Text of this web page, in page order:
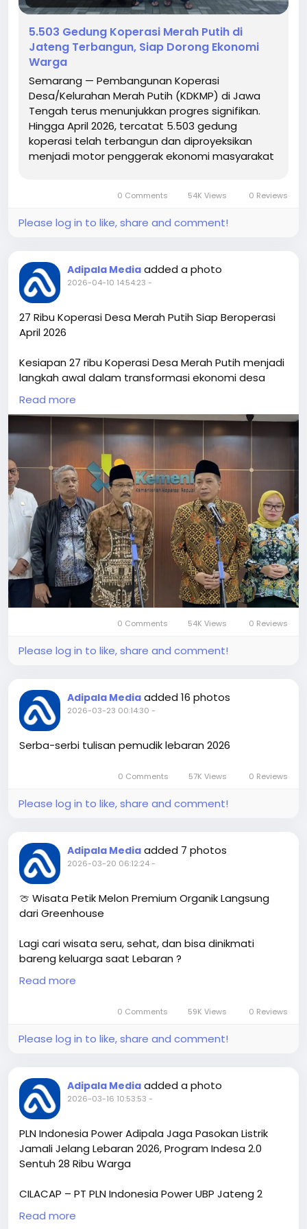
sekitar wilayah operasional.“Melalui program CSR ini,
langsung dirasakan masyarakat. Kami percaya
akses jalan yang baik akan membuka peluang
ekonomi dan meningkatkan kualitas hidup
masyarakat,” ungkapnya.
Melalui program ini, UBP Adipala berharap dapat
terus memperkuat sinergi bersama masyarakat.
Pemanfaatan FABA menjadi bagian dari komitmen
keberlanjutan perusahaan, sehingga manfaat yang
Bunton.(rin/kominfo).
5.503 Gedung Koperasi Merah Putih di
Jateng Terbangun, Siap Dorong Ekonomi
Warga
Semarang — Pembangunan Koperasi
Desa/Kelurahan Merah Putih (KDKMP) di Jawa
Tengah terus menunjukkan progres signifikan.
Hingga April 2026, tercatat 5.503 gedung
koperasi telah terbangun dan diproyeksikan
menjadi motor penggerak ekonomi masyarakat
8.523 koperasi berbadan hukum, sebanyak…
0 Comments 54K Views 0 Reviews
Please log in to like, share and comment!
Adipala Media added a photo
2026-04-10 14:54:23 -
27 Ribu Koperasi Desa Merah Putih Siap Beroperasi
April 2026
Kesiapan 27 ribu Koperasi Desa Merah Putih menjadi
langkah awal dalam transformasi ekonomi desa
secara besar-besaran. Dengan target hingga 80
ribu unit, program ini berpotensi menjadi motor
penggerak ekonomi rakyat berbasis desa di
Indonesia.
https://banyumasraya.com/nasional/27-ribu-
koperasi-desa-merah-putih-siap-beroperasi-april-
2026
Read more
0 Comments 54K Views 0 Reviews
Please log in to like, share and comment!
Adipala Media added 16 photos
2026-03-23 00:14:30 -
Serba-serbi tulisan pemudik lebaran 2026
0 Comments 57K Views 0 Reviews
Please log in to like, share and comment!
Adipala Media added 7 photos
2026-03-20 06:12:24-
🍈 Wisata Petik Melon Premium Organik Langsung
dari Greenhouse
Lagi cari wisata seru, sehat, dan bisa dinikmati
bareng keluarga saat Lebaran ?
Sekarang kamu bisa petik melon
Rasakan sensasi panen sendiri dengan kualitas
✨ Varietas Kinanti & The Blues
✔️ Manis maksimal
✔️ Tekstur renyah
🔥 GRATIS MASUK (HTM 0 Rupiah!)
📅 25 – 29 Maret 2026
⚠️ Panen TERBATAS!
Read more
0 Comments 59K Views 0 Reviews
Please log in to like, share and comment!
Adipala Media added a photo
2026-03-16 10:53:53 -
PLN Indonesia Power Adipala Jaga Pasokan Listrik
Jamali Jelang Lebaran 2026, Program Indesa 2.0
Sentuh 28 Ribu Warga
CILACAP – PT PLN Indonesia Power UBP Jateng 2
Adipala memastikan pasokan listrik untuk sistem
Jawa–Madura–Bali (Jamali) tetap andal menjelang
Read more